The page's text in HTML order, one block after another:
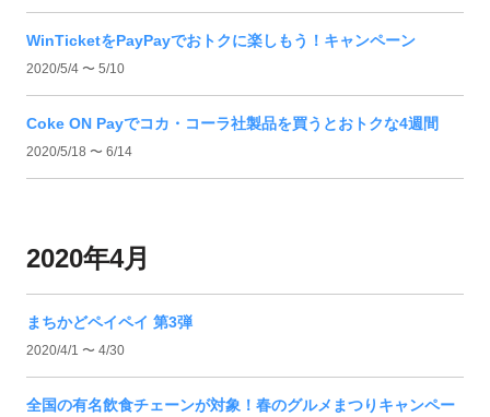
WinTicketをPayPayでおトクに楽しもう！キャンペーン
2020/5/4 〜 5/10
Coke ON Payでコカ・コーラ社製品を買うとおトクな4週間
2020/5/18 〜 6/14
2020年4月
まちかどペイペイ 第3弾
2020/4/1 〜 4/30
全国の有名飲食チェーンが対象！春のグルメまつりキャンペー